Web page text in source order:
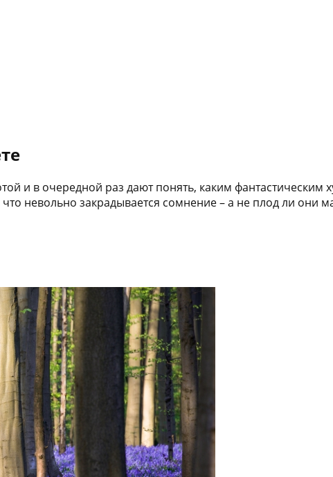
и в очередной раз дают понять, каким фантастическим
невольно закрадывается сомнение – а не плод ли они